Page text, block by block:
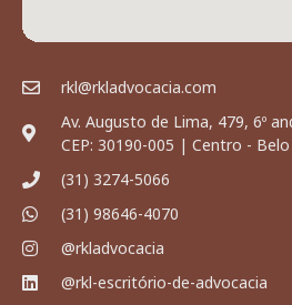
rkl@rkladvocacia.com
Av. Augusto de Lima, 479, 6º
CEP: 30190-005 | Centro -
(31) 3274-5066
(31) 98646-4070
@rkladvocacia
@rkl-escritório-de-advocacia